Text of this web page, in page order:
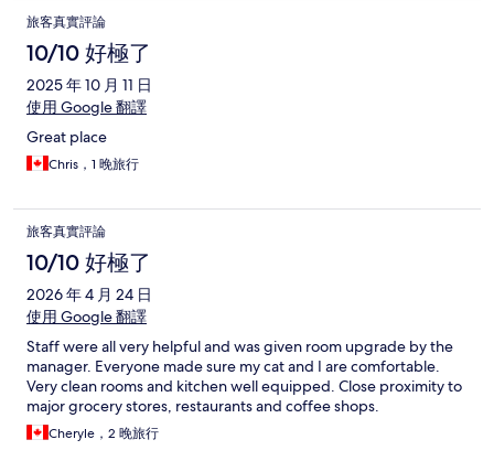
旅客真實評論
10/10 好極了
2025 年 10 月 11 日
使用 Google 翻譯
Great place
Chris，1 晚旅行
旅客真實評論
10/10 好極了
2026 年 4 月 24 日
使用 Google 翻譯
Staff were all very helpful and was given room upgrade by the
manager. Everyone made sure my cat and I are comfortable.
Very clean rooms and kitchen well equipped. Close proximity to
major grocery stores, restaurants and coffee shops.
Cheryle，2 晚旅行